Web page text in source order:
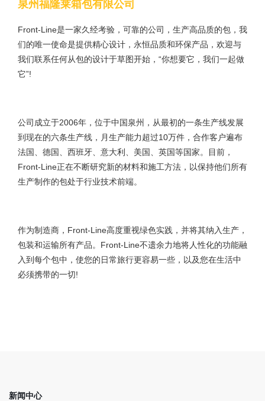
泉州福隆莱箱包有限公司
Front-Line是一家久经考验，可靠的公司，生产高品质的包，我
们的唯一使命是提供精心设计，永恒品质和环保产品，欢迎与
我们联系任何从包的设计于草图开始，“你想要它，我们一起做
它”!
公司成立于2006年，位于中国泉州，从最初的一条生产线发展
到现在的六条生产线，月生产能力超过10万件，合作客户遍布
法国、德国、西班牙、意大利、美国、英国等国家。目前，
Front-Line正在不断研究新的材料和施工方法，以保持他们所有
生产制作的包处于行业技术前端。
作为制造商，Front-Line高度重视绿色实践，并将其纳入生产，
包装和运输所有产品。Front-Line不遗余力地将人性化的功能融
入到每个包中，使您的日常旅行更容易一些，以及您在生活中
必须携带的一切!
新闻中心